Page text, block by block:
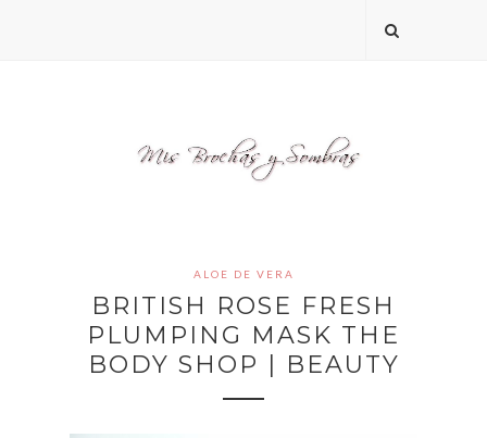
ALOE DE VERA
BRITISH ROSE FRESH
PLUMPING MASK THE
BODY SHOP | BEAUTY